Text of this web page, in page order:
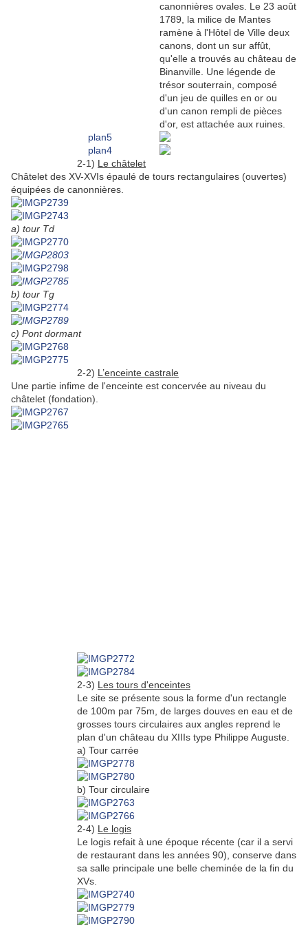
canonnières ovales. Le 23 août
1789, la milice de Mantes
ramène à l'Hôtel de Ville deux
canons, dont un sur affût,
qu'elle a trouvés au château de
Binanville. Une légende de
trésor souterrain, composé
d'un jeu de quilles en or ou
d'un canon rempli de pièces
d'or, est attachée aux ruines.
2-1) Le châtelet
Châtelet des XV-XVIs épaulé de tours rectangulaires (ouvertes)
équipées de canonnières.
a) tour Td
b) tour Tg
c) Pont dormant
2-2) L’enceinte castrale
Une partie infime de l'enceinte est concervée au niveau du
châtelet (fondation).
2-3) Les tours d'enceintes
Le site se présente sous la forme d'un rectangle
de 100m par 75m, de larges douves en eau et de
grosses tours circulaires aux angles reprend le
plan d'un château du XIIIs type Philippe Auguste.
a) Tour carrée
b) Tour circulaire
2-4) Le logis
Le logis refait à une époque récente (car il a servi
de restaurant dans les années 90), conserve dans
sa salle principale une belle cheminée de la fin du
XVs.